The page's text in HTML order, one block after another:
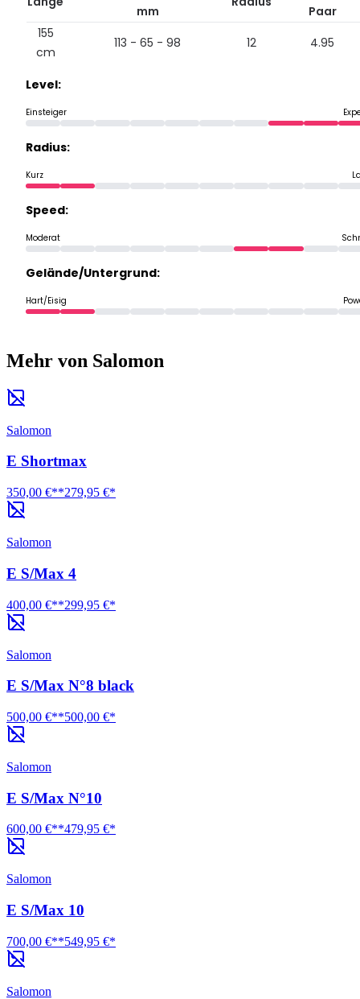
mm
Paar
155
cm
113 - 65 - 98 12 4.95
Level:
Einsteiger
Radius:
Kurz
Speed:
Moderat
Gelände/Untergrund:
Hart/Eisig
Mehr von Salomon
Salomon
E Shortmax
350,00 €**279,95 €*
Salomon
E S/Max 4
400,00 €**299,95 €*
Salomon
E S/Max N°8 black
500,00 €**500,00 €*
Salomon
E S/Max N°10
600,00 €**479,95 €*
Salomon
E S/Max 10
700,00 €**549,95 €*
Salomon